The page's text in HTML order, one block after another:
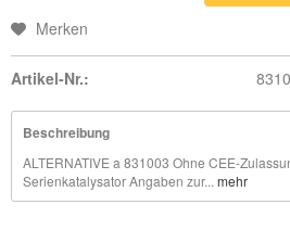
Merken
Artikel-Nr.:
Beschreibung
ALTERNATIVE a 831003 Ohne CEE-
Serienkatalysator Angaben zur... mehr